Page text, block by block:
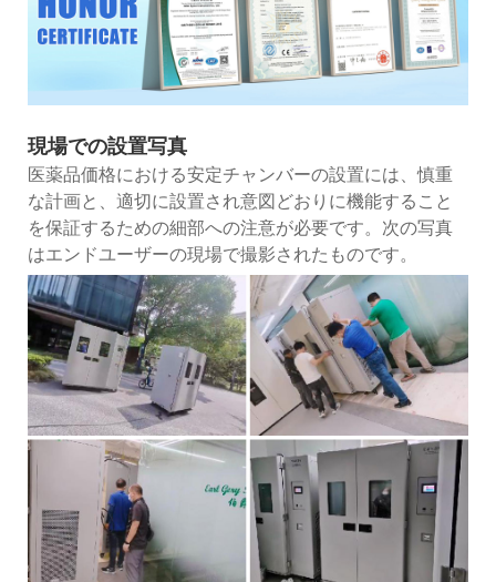
現場での設置写真
医薬品価格における安定チャンバーの設置には、慎重
な計画と、適切に設置され意図どおりに機能すること
を保証するための細部への注意が必要です。次の写真
はエンドユーザーの現場で撮影されたものです。